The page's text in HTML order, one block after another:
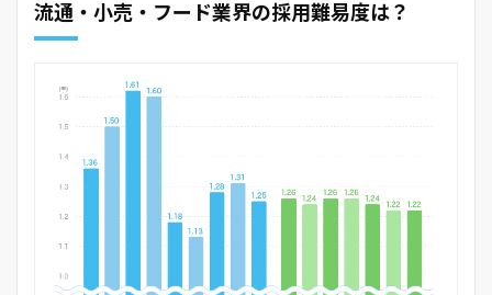
流通・小売・フード業界の採用難易度は？